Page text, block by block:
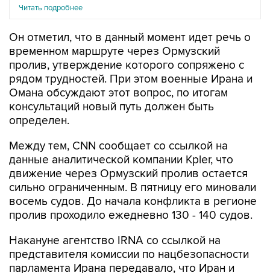
Читать подробнее
Он отметил, что в данный момент идет речь о
временном маршруте через Ормузский
пролив, утверждение которого сопряжено с
рядом трудностей. При этом военные Ирана и
Омана обсуждают этот вопрос, по итогам
консультаций новый путь должен быть
определен.
Между тем, CNN сообщает со ссылкой на
данные аналитической компании Kpler, что
движение через Ормузский пролив остается
сильно ограниченным. В пятницу его миновали
восемь судов. До начала конфликта в регионе
пролив проходило ежедневно 130 - 140 судов.
Накануне агентство IRNA со ссылкой на
представителя комиссии по нацбезопасности
парламента Ирана передавало, что Иран и